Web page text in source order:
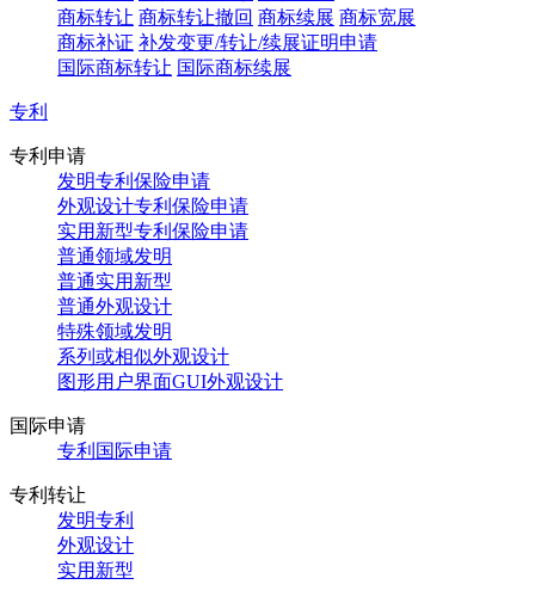
商标转让 商标转让撤回 商标续展 商标宽展
商标补证 补发变更/转让/续展证明申请
国际商标转让 国际商标续展
专利
专利申请
发明专利保险申请
外观设计专利保险申请
实用新型专利保险申请
普通领域发明
普通实用新型
普通外观设计
特殊领域发明
系列或相似外观设计
图形用户界面GUI外观设计
国际申请
专利国际申请
专利转让
发明专利
外观设计
实用新型